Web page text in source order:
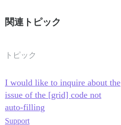
関連トピック
トピック
I would like to inquire about the
issue of the [grid] code not
auto-filling
Support